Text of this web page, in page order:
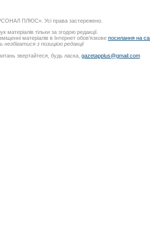
ПЛЮС». Усі права застережено.
матеріалів тільки за згодою редакції.
матеріалів в Інтернет обов’язкове посилання на
з позицією редакції
звертайтеся, будь ласка, gazetapplus@gmail.com